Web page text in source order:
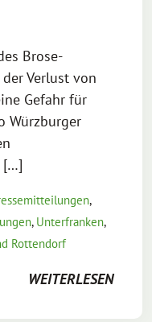
Brose-
Verlust von
Gefahr für
Würzburger
[…]
,
, Unterfranken,
Rottendorf
WEITERLESEN